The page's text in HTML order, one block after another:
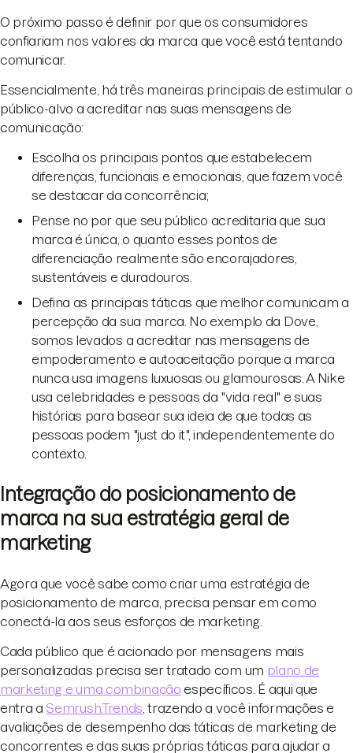
O próximo passo é definir por que os consumidores
confiariam nos valores da marca que você está tentando
comunicar.
Essencialmente, há três maneiras principais de estimular o
público-alvo a acreditar nas suas mensagens de
comunicação:
Escolha os principais pontos que estabelecem
diferenças, funcionais e emocionais, que fazem você
se destacar da concorrência;
Pense no por que seu público acreditaria que sua
marca é única, o quanto esses pontos de
diferenciação realmente são encorajadores,
sustentáveis e duradouros.
Defina as principais táticas que melhor comunicam a
percepção da sua marca. No exemplo da Dove,
somos levados a acreditar nas mensagens de
empoderamento e autoaceitação porque a marca
nunca usa imagens luxuosas ou glamourosas. A Nike
usa celebridades e pessoas da "vida real" e suas
histórias para basear sua ideia de que todas as
pessoas podem "just do it", independentemente do
contexto.
Integração do posicionamento de
marca na sua estratégia geral de
marketing
Agora que você sabe como criar uma estratégia de
posicionamento de marca, precisa pensar em como
conectá-la aos seus esforços de marketing.
Cada público que é acionado por mensagens mais
personalizadas precisa ser tratado com um plano de
marketing e uma combinação específicos. É aqui que
entra a Semrush.Trends , trazendo a você informações e
avaliações de desempenho das táticas de marketing de
concorrentes e das suas próprias táticas para ajudar a